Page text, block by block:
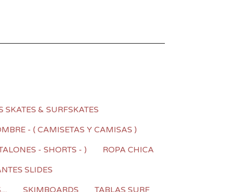
& SURFSKATES
- ( CAMISETAS Y CAMISAS )
- SHORTS - )
ROPA CHICA
SLIDES